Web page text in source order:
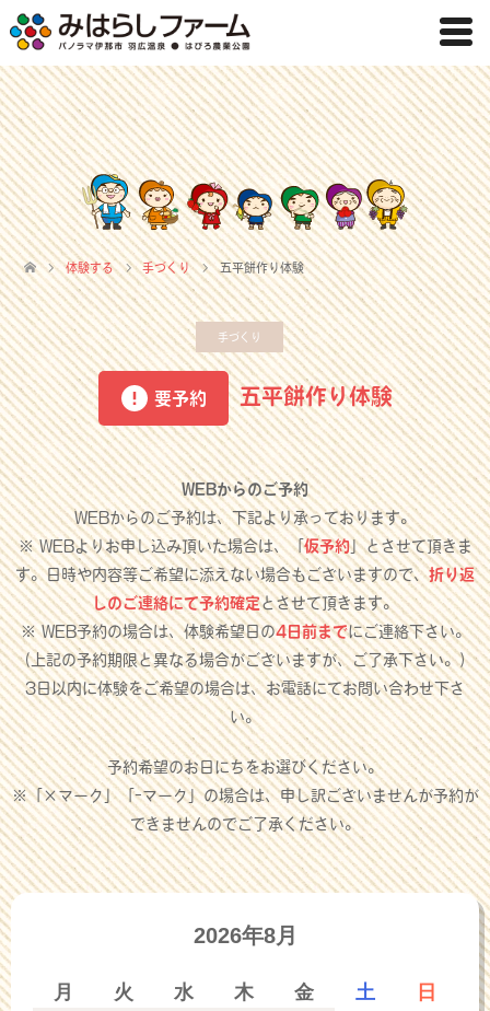
体験する 手づくり 五平餅作り体験
手づくり
要予約 五平餅作り体験
WEBからのご予約
WEBからのご予約は、下記より承っております。
※ WEBよりお申し込み頂いた場合は、「仮予約」とさせて頂きま
す。日時や内容等ご希望に添えない場合もございますので、折り返
しのご連絡にて予約確定とさせて頂きます。
※ WEB予約の場合は、体験希望日の4日前までにご連絡下さい。
（上記の予約期限と異なる場合がございますが、ご了承下さい。）
3日以内に体験をご希望の場合は、お電話にてお問い合わせ下さ
い。
予約希望のお日にちをお選びください。
※「×マーク」「-マーク」の場合は、申し訳ございませんが予約が
できませんのでご了承ください。
2026年8月
月 火 水 木 金 土 日